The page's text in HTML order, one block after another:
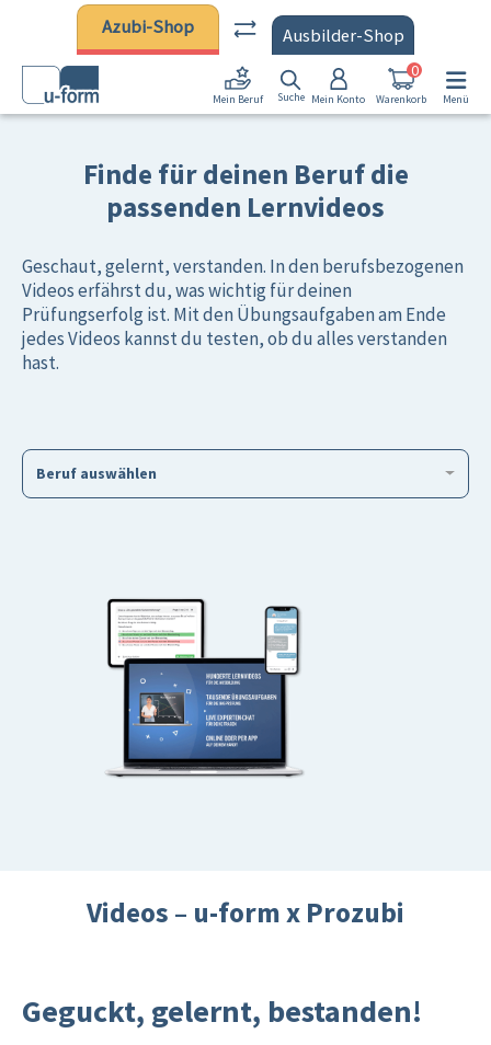
Zum Hauptinhalt springen
Azubi-Shop Ausbilder-Shop
Mein Beruf Suche Mein Konto Warenkorb
0
Menü
Finde für deinen Beruf die
passenden Lernvideos
Geschaut, gelernt, verstanden. In den berufsbezogenen
Videos erfährst du, was wichtig für deinen
Prüfungserfolg ist. Mit den Übungsaufgaben am Ende
jedes Videos kannst du testen, ob du alles verstanden
hast.
Beruf auswählen
Videos – u-form x Prozubi
Geguckt, gelernt, bestanden!